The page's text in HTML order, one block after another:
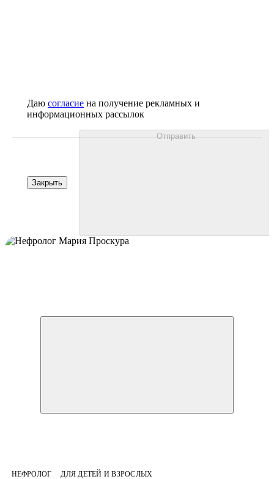
НЕФРОЛОГ ДЛЯ ДЕТЕЙ И ВЗРОСЛЫХ
Даю согласие на получение рекламных и
информационных рассылок
Закрыть
Отправить